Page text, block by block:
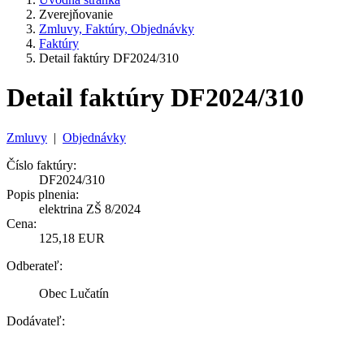
Zverejňovanie
Zmluvy, Faktúry, Objednávky
Faktúry
Detail faktúry DF2024/310
Detail faktúry DF2024/310
Zmluvy | Objednávky
Číslo faktúry:
DF2024/310
Popis plnenia:
elektrina ZŠ 8/2024
Cena:
125,18 EUR
Odberateľ:
Obec Lučatín
Dodávateľ: